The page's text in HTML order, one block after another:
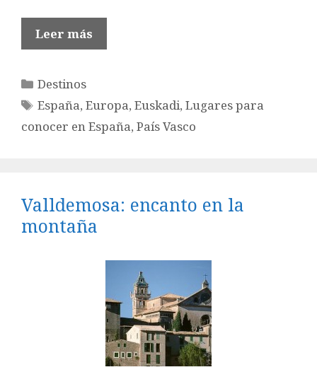
Leer más
Categorías
Destinos
Etiquetas
España,Europa,Euskadi,Lugares para
conocer en España, País Vasco
Valldemosa: encanto en la
montaña